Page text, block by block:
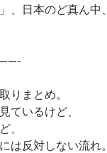
、日本のど真ん中、
りまとめ。
ているけど、
、
は反対しない流れ。